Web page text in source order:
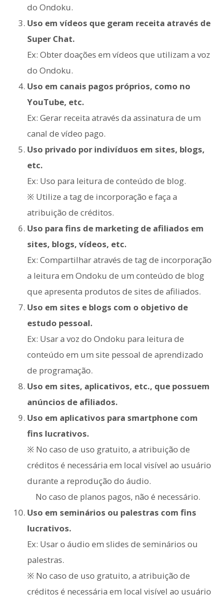
do Ondoku.
Uso em vídeos que geram receita através de
Super Chat.
Ex: Obter doações em vídeos que utilizam a voz
do Ondoku.
Uso em canais pagos próprios, como no
YouTube, etc.
Ex: Gerar receita através da assinatura de um
canal de vídeo pago.
Uso privado por indivíduos em sites, blogs,
etc.
Ex: Uso para leitura de conteúdo de blog.
※ Utilize a tag de incorporação e faça a
atribuição de créditos.
Uso para fins de marketing de afiliados em
sites, blogs, vídeos, etc.
Ex: Compartilhar através de tag de incorporação
a leitura em Ondoku de um conteúdo de blog
que apresenta produtos de sites de afiliados.
Uso em sites e blogs com o objetivo de
estudo pessoal.
Ex: Usar a voz do Ondoku para leitura de
conteúdo em um site pessoal de aprendizado
de programação.
Uso em sites, aplicativos, etc., que possuem
anúncios de afiliados.
Uso em aplicativos para smartphone com
fins lucrativos.
※ No caso de uso gratuito, a atribuição de
créditos é necessária em local visível ao usuário
durante a reprodução do áudio.
No caso de planos pagos, não é necessário.
Uso em seminários ou palestras com fins
lucrativos.
Ex: Usar o áudio em slides de seminários ou
palestras.
※ No caso de uso gratuito, a atribuição de
créditos é necessária em local visível ao usuário